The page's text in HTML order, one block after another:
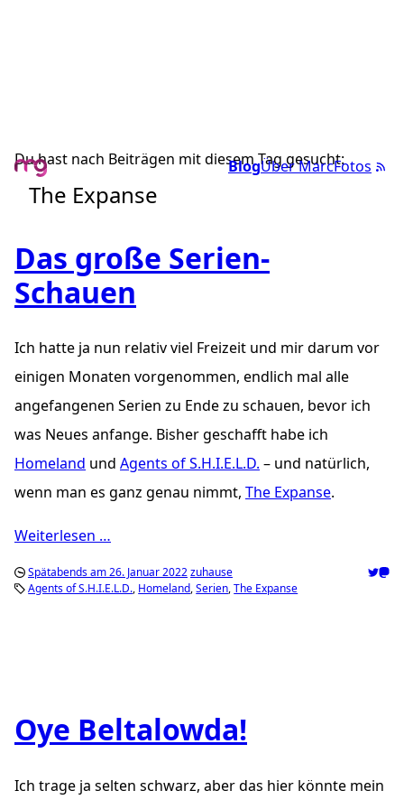
BlogÜber MarcFotos
Du hast nach Beiträgen mit diesem Tag gesucht:
The Expanse
Das große Serien-
Schauen
Ich hatte ja nun relativ viel Freizeit und mir darum vor
einigen Monaten vorgenommen, endlich mal alle
angefangenen Serien zu Ende zu schauen, bevor ich
was Neues anfange. Bisher geschafft habe ich
Homeland und Agents of S.H.I.E.L.D. – und natürlich,
wenn man es ganz genau nimmt, The Expanse.
Weiterlesen …
Spätabends am 26. Januar 2022zuhause
Agents of S.H.I.E.L.D. Homeland Serien The Expanse
Oye Beltalowda!
Ich trage ja selten schwarz, aber das hier könnte mein